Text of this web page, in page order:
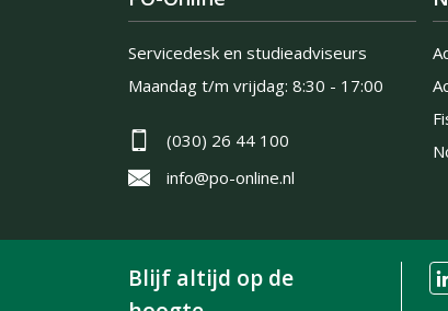
Servicedesk en studieadviseurs
Maandag t/m vrijdag: 8:30 - 17:00
(030) 26 44 100
info@po-online.nl
Blijf altijd op de